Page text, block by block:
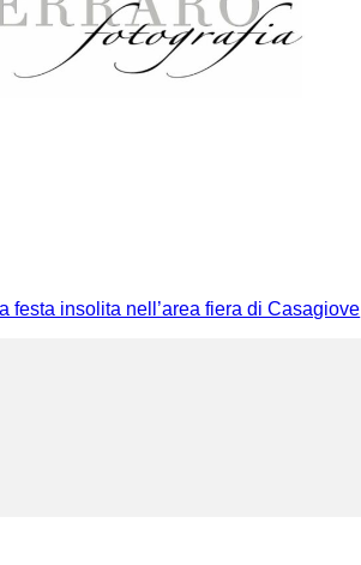
festa insolita nell’area fiera di Casagiove